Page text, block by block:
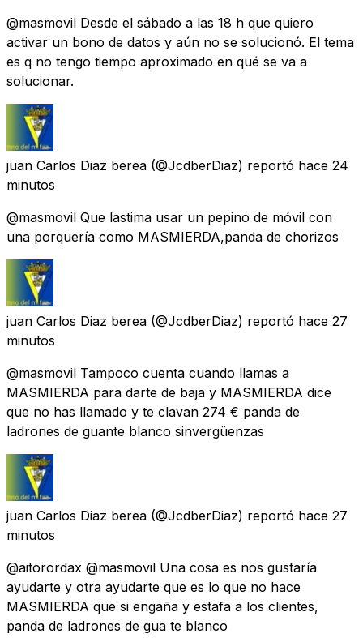
@masmovil Desde el sábado a las 18 h que quiero
activar un bono de datos y aún no se solucionó. El tema
es q no tengo tiempo aproximado en qué se va a
solucionar.
juan Carlos Diaz berea (@JcdberDiaz) reportó hace 24
minutos
@masmovil Que lastima usar un pepino de móvil con
una porquería como MASMIERDA,panda de chorizos
juan Carlos Diaz berea (@JcdberDiaz) reportó hace 27
minutos
@masmovil Tampoco cuenta cuando llamas a
MASMIERDA para darte de baja y MASMIERDA dice
que no has llamado y te clavan 274 € panda de
ladrones de guante blanco sinvergüenzas
juan Carlos Diaz berea (@JcdberDiaz) reportó hace 27
minutos
@aitorordax @masmovil Una cosa es nos gustaría
ayudarte y otra ayudarte que es lo que no hace
MASMIERDA que si engaña y estafa a los clientes,
panda de ladrones de gua te blanco